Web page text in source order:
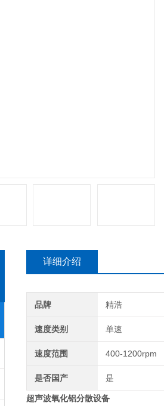
详细介绍
品牌 精浩
速度类别 单速
速度范围 400-1200rpm
是否国产 是
超声波氧化铝分散设备